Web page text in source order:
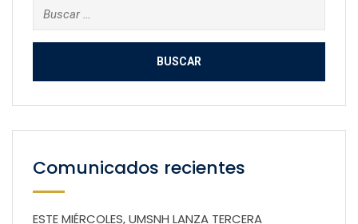
Buscar:
Comunicados recientes
ESTE MIÉRCOLES, UMSNH LANZA TERCERA